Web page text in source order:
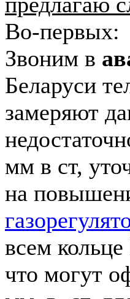
Во-первых:
Звоним в
Беларуси
замеряют
мм в ст,
на
всем
что могут